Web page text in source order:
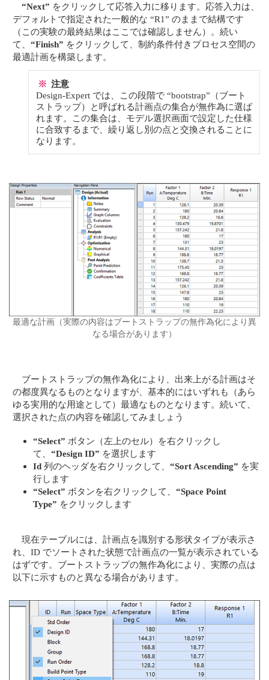
“Next” をクリックして応答入力に移ります。応答入力は、
デフォルトで指定された一般的な “R1” のままで結構です
（この実験の最終結果はここでは確認しません）。続い
て、“Finish” をクリックして、制約条件付きプロセス空間の
最適計画を構築します。
※ 注意
Design-Expert では、この段階で “bootstrap”（ブート
ストラップ）と呼ばれる計画点の集合が無作為に選ば
れます。この集合は、モデル選択画面で設定した仕様
に合致するまで、繰り返し別の点と交換されることに
なります。
最適な計画（実際の内容はブートストラップの無作為化により異
なる場合があります）
ブートストラップの無作為化により、出来上がる計画はそ
の都度異なるものとなりますが、基本的にはいずれも（あら
ゆる実用的な用途として）最適なものとなります。続いて、
選択された点の内容を確認してみましょう
“Select” ボタン（左上のセル）を右クリックし
て、 “Design ID” を選択します
Id 列のヘッダを右クリックして、 “Sort Ascending” を実
行します
“Select” ボタンを右クリックして、 “Space Point
Type” をクリックします
現在テーブルには、計画点を識別する形状タイプが表示さ
れ、ID でソートされた状態で計画点の一覧が表示されている
はずです。ブートストラップの無作為化により、実際の点は
以下に示すものと異なる場合があります。